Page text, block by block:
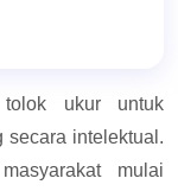
ukur untuk
secara intelektual.
mulai